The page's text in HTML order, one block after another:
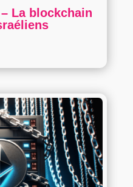
La blockchain